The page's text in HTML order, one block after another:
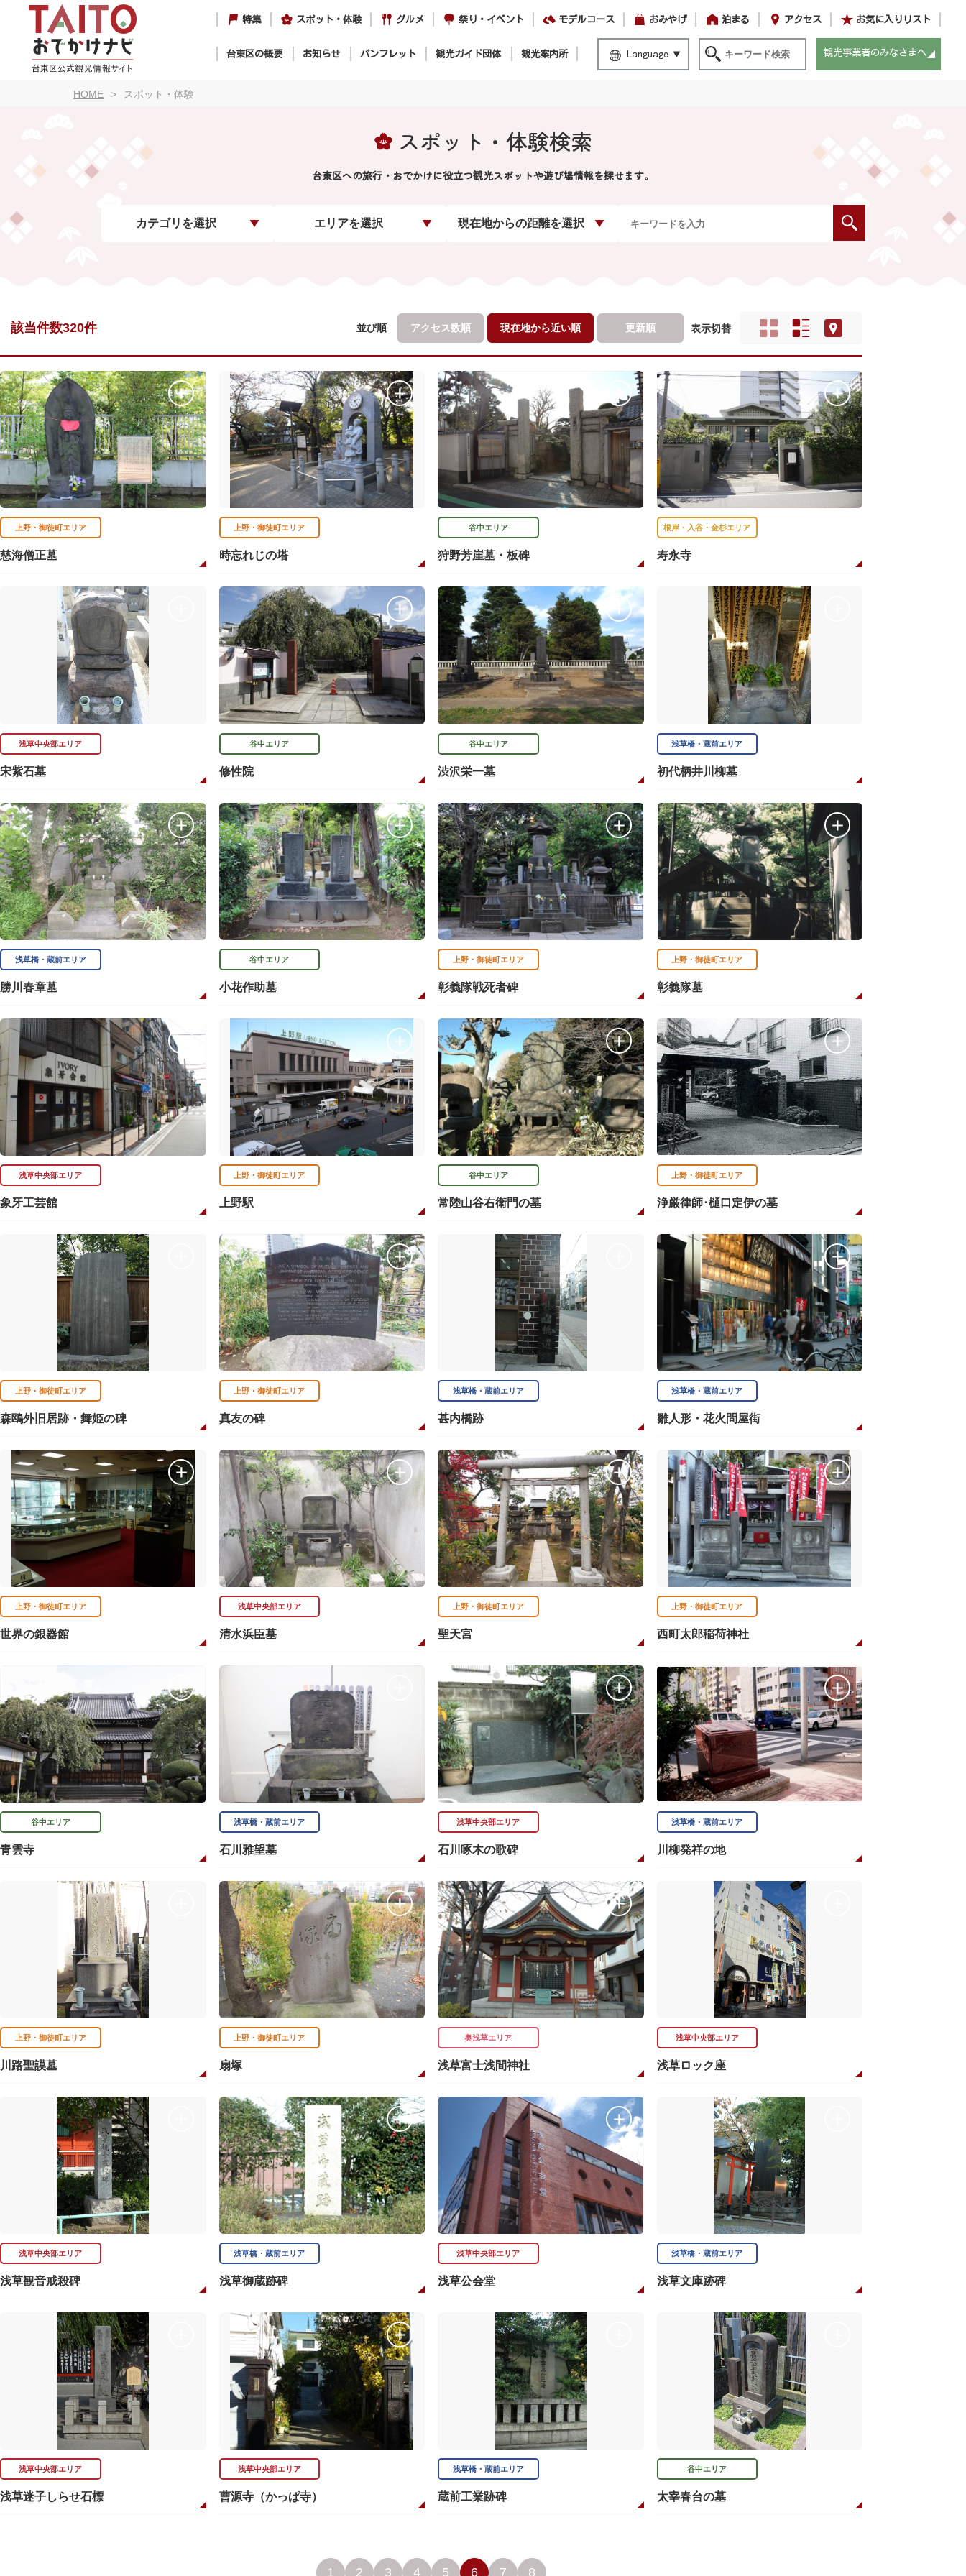
特集 スポット・体験 グルメ 祭り・イベント モデルコース おみやげ 泊まる アクセス お気に入りリスト
台東区の概要 お知らせ パンフレット 観光ガイド団体 観光案内所 Language 観光事業者のみなさまへ
HOME スポット・体験
スポット・体験検索
台東区への旅行・おでかけに役立つ観光スポットや遊び場情報を探せます。
カテゴリを選択 エリアを選択 現在地からの距離を選択
該当件数320件 並び順 アクセス数順 現在地から近い順 更新順 表示切替
上野・御徒町エリア
慈海僧正墓
上野・御徒町エリア
時忘れじの塔
谷中エリア
狩野芳崖墓・板碑
根岸・入谷・金杉エリア
寿永寺
浅草中央部エリア
宋紫石墓
谷中エリア
修性院
谷中エリア
渋沢栄一墓
浅草橋・蔵前エリア
初代柄井川柳墓
浅草橋・蔵前エリア
勝川春章墓
谷中エリア
小花作助墓
上野・御徒町エリア
彰義隊戦死者碑
上野・御徒町エリア
彰義隊墓
浅草中央部エリア
象牙工芸館
上野・御徒町エリア
上野駅
谷中エリア
常陸山谷右衛門の墓
上野・御徒町エリア
浄厳律師･樋口定伊の墓
上野・御徒町エリア
森鴎外旧居跡・舞姫の碑
上野・御徒町エリア
真友の碑
浅草橋・蔵前エリア
甚内橋跡
浅草橋・蔵前エリア
雛人形・花火問屋街
上野・御徒町エリア
世界の銀器館
浅草中央部エリア
清水浜臣墓
上野・御徒町エリア
聖天宮
上野・御徒町エリア
西町太郎稲荷神社
谷中エリア
青雲寺
浅草橋・蔵前エリア
石川雅望墓
浅草中央部エリア
石川啄木の歌碑
浅草橋・蔵前エリア
川柳発祥の地
上野・御徒町エリア
川路聖謨墓
上野・御徒町エリア
扇塚
奥浅草エリア
浅草富士浅間神社
浅草中央部エリア
浅草ロック座
浅草中央部エリア
浅草観音戒殺碑
浅草橋・蔵前エリア
浅草御蔵跡碑
浅草中央部エリア
浅草公会堂
浅草橋・蔵前エリア
浅草文庫跡碑
浅草中央部エリア
浅草迷子しらせ石標
浅草中央部エリア
曹源寺（かっぱ寺）
浅草橋・蔵前エリア
蔵前工業跡碑
谷中エリア
太宰春台の墓
1 2 3 4 5 6 7 8